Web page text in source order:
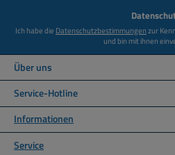
Ich habe die Datenschutzbestimmungenzur
und bin mit ihnen
Über uns
Service-Hotline
Informationen
Service